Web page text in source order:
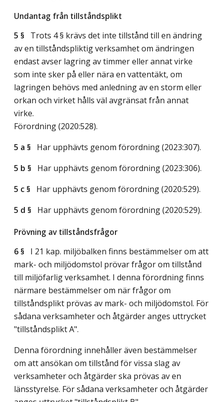
Undantag från tillståndsplikt
5 § Trots 4 § krävs det inte tillstånd till en ändring
av en tillståndspliktig verksamhet om ändringen
endast avser lagring av timmer eller annat virke
som inte sker på eller nära en vattentäkt, om
lagringen behövs med anledning av en storm eller
orkan och virket hålls väl avgränsat från annat
virke.
Förordning (2020:528).
5 a § Har upphävts genom förordning (2023:307).
5 b § Har upphävts genom förordning (2023:306).
5 c § Har upphävts genom förordning (2020:529).
5 d § Har upphävts genom förordning (2020:529).
Prövning av tillståndsfrågor
6 § I 21 kap. miljöbalken finns bestämmelser om att
mark- och miljödomstol prövar frågor om tillstånd
till miljöfarlig verksamhet. I denna förordning finns
närmare bestämmelser om när frågor om
tillståndsplikt prövas av mark- och miljödomstol. För
sådana verksamheter och åtgärder anges uttrycket
"tillståndsplikt A".
Denna förordning innehåller även bestämmelser
om att ansökan om tillstånd för vissa slag av
verksamheter och åtgärder ska prövas av en
länsstyrelse. För sådana verksamheter och åtgärder